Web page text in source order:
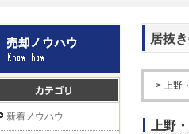
居抜
> 上野
上野
新着ノウハウ